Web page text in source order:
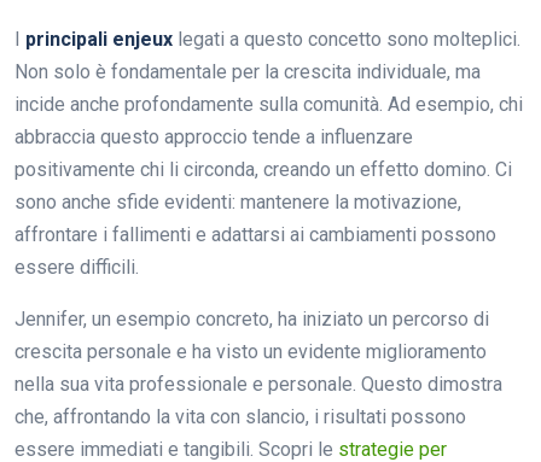
I principali enjeux legati a questo concetto sono molteplici.
Non solo è fondamentale per la crescita individuale, ma
incide anche profondamente sulla comunità. Ad esempio, chi
abbraccia questo approccio tende a influenzare
positivamente chi li circonda, creando un effetto domino. Ci
sono anche sfide evidenti: mantenere la motivazione,
affrontare i fallimenti e adattarsi ai cambiamenti possono
essere difficili.
Jennifer, un esempio concreto, ha iniziato un percorso di
crescita personale e ha visto un evidente miglioramento
nella sua vita professionale e personale. Questo dimostra
che, affrontando la vita con slancio, i risultati possono
essere immediati e tangibili. Scopri le strategie per